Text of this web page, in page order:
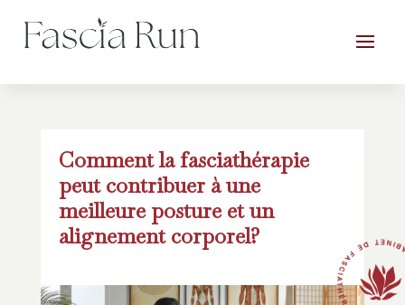
Comment la fasciathérapie
peut contribuer à une
meilleure posture et un
alignement corporel?